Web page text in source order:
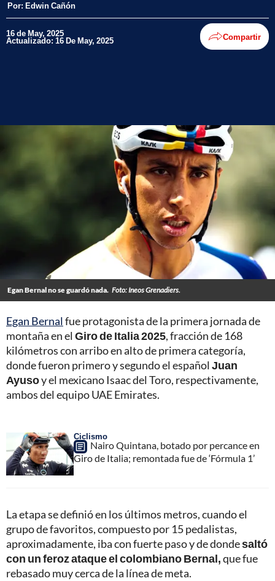
Por: Edwin Cañón
16 de May, 2025
Actualizado: 16 De May, 2025 Compartir
Egan Bernal no se guardó nada. Foto: Ineos Grenadiers.
Egan Bernalfue protagonista de la primera jornada de
montaña en el Giro de Italia 2025, fracción de 168
kilómetros con arribo en alto de primera categoría,
donde fueron primero y segundo el español Juan
Ayusoy el mexicano Isaac del Toro, respectivamente,
ambos del equipo UAE Emirates.
Ciclismo
Nairo Quintana, botado por percance en
Giro de Italia; remontada fue de ‘Fórmula 1’
La etapa se definió en los últimos metros, cuando el
grupo de favoritos, compuesto por 15 pedalistas,
aproximadamente, iba con fuerte paso y de dondesaltó
con un feroz ataque el colombiano Bernal,que fue
rebasado muy cerca de la línea de meta.